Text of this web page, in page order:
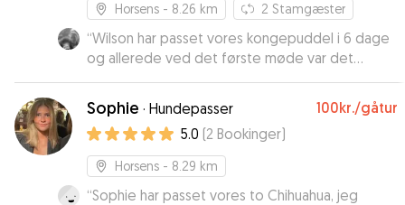
Horsens - 8.26 km 2 Stamgæster
“Wilson har passet vores kongepuddel i 6 dage
og allerede ved det første møde var det
åbenlyst at han havde en sjælden god kontakt til
Louis. Wilson spurgte engageret ind til Louis
vaner etc. Og vi fik opdateringer og billeder i
løbet af ugen. Vi har været trygge og vil varmt
anbefale Wilson og selv benytte os af hans
dygtighed en anden gang om muligt.
Sophie · Hundepasser 100kr./gåtur
5.0 (2 Bookinger)
Horsens - 8.29 km
“Sophie har passet vores to Chihuahua, jeg